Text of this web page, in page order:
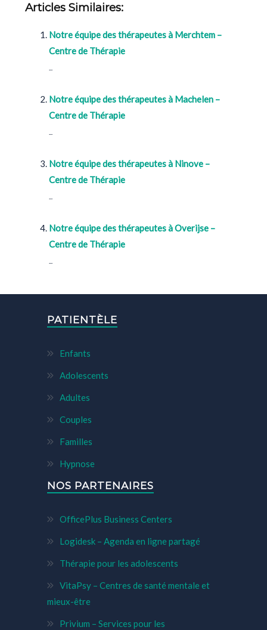
Articles Similaires:
Notre équipe des thérapeutes à Merchtem –
Centre de Thérapie
Notre équipe des thérapeutes à Machelen –
Centre de Thérapie
Notre équipe des thérapeutes à Ninove –
Centre de Thérapie
Notre équipe des thérapeutes à Overijse –
Centre de Thérapie
PATIENTÈLE
Enfants
Adolescents
Adultes
Couples
Familles
Hypnose
NOS PARTENAIRES
OfficePlus Business Centers
Logidesk – Agenda en ligne partagé
Thérapie pour les adolescents
VitaPsy – Centres de santé mentale et
mieux-être
Privium – Services pour les